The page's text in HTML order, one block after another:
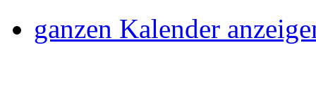
ganzen Kalender